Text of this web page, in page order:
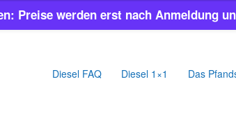
Diesel FAQ Diesel 1×1 Das
Preise werden erst nach Anmeldung